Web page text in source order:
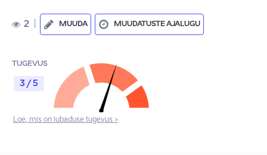
2 MUUDA MUUDATUSTE AJALUGU
TUGEVUS
3 / 5
Loe, mis on lubaduse tugevus >